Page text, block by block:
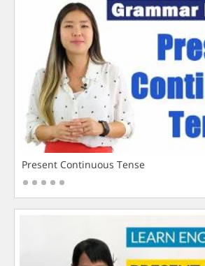
Present Continuous Tense